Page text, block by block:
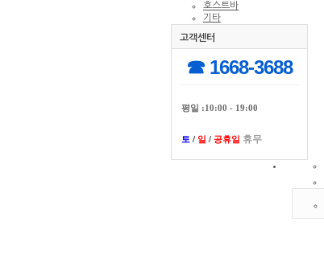
호스트바
기타
고객센터
☎ 1668-3688
평일 :10:00 - 19:00
토 / 일 / 공휴일 휴무